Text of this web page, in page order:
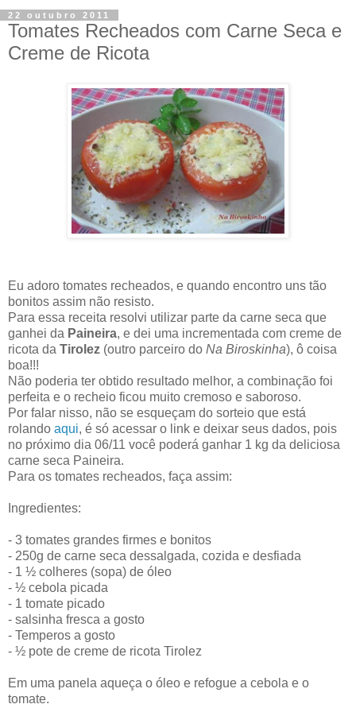
22 outubro 2011
Tomates Recheados com Carne Seca e
Creme de Ricota
Eu adoro tomates recheados, e quando encontro uns tão
bonitos assim não resisto.
Para essa receita resolvi utilizar parte da carne seca que
ganhei da Paineira, e dei uma incrementada com creme de
ricota da Tirolez (outro parceiro do Na Biroskinha), ô coisa
boa!!!
Não poderia ter obtido resultado melhor, a combinação foi
perfeita e o recheio ficou muito cremoso e saboroso.
Por falar nisso, não se esqueçam do sorteio que está
rolando aqui, é só acessar o link e deixar seus dados, pois
no próximo dia 06/11 você poderá ganhar 1 kg da deliciosa
carne seca Paineira.
Para os tomates recheados, faça assim:
Ingredientes:
- 3 tomates grandes firmes e bonitos
- 250g de carne seca dessalgada, cozida e desfiada
- 1 ½ colheres (sopa) de óleo
- ½ cebola picada
- 1 tomate picado
- salsinha fresca a gosto
- Temperos a gosto
- ½ pote de creme de ricota Tirolez
Em uma panela aqueça o óleo e refogue a cebola e o
tomate.